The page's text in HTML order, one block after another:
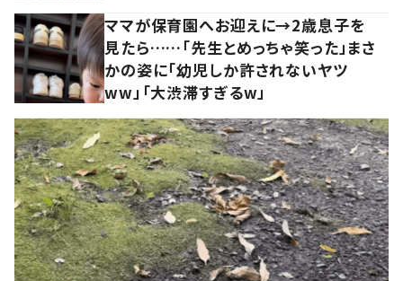
ママが保育園へお迎えに→2歳息子を
見たら……「先生とめっちゃ笑った」まさ
かの姿に「幼児しか許されないヤツ
ww」「大渋滞すぎるw」